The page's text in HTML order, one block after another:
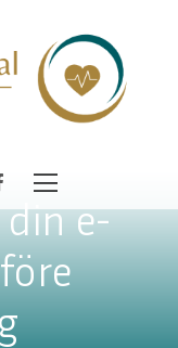
e-